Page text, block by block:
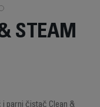
STEAM
i parni čistač Clean &